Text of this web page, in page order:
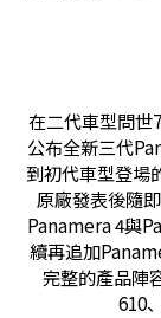
在二代車型問世
公布全新三代
到初代車型登場
原廠發表後隨
Panamera 4與
續再追加
完整的產品陣
610